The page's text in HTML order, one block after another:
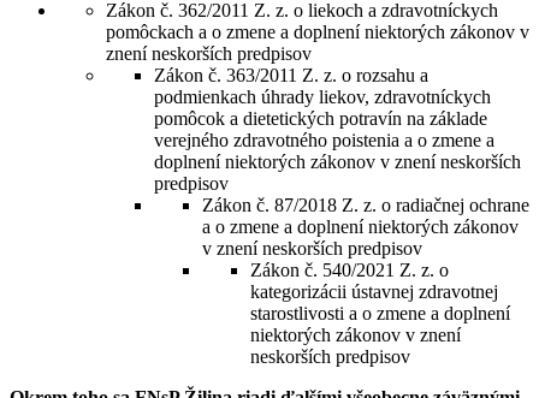
Zákon č. 362/2011 Z. z. o liekoch a zdravotníckych
pomôckach a o zmene a doplnení niektorých zákonov v
znení neskorších predpisov
Zákon č. 363/2011 Z. z. o rozsahu a
podmienkach úhrady liekov, zdravotníckych
pomôcok a dietetických potravín na základe
verejného zdravotného poistenia a o zmene a
doplnení niektorých zákonov v znení neskorších
predpisov
Zákon č. 87/2018 Z. z. o radiačnej ochrane
a o zmene a doplnení niektorých zákonov
v znení neskorších predpisov
Zákon č. 540/2021 Z. z. o
kategorizácii ústavnej zdravotnej
starostlivosti a o zmene a doplnení
niektorých zákonov v znení
neskorších predpisov